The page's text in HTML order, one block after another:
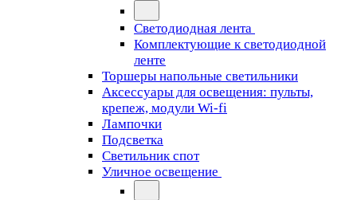
Светодиодная лента
Комплектующие к светодиодной
ленте
Торшеры напольные светильники
Аксессуары для освещения: пульты,
крепеж, модули Wi-fi
Лампочки
Подсветка
Светильник спот
Уличное освещение